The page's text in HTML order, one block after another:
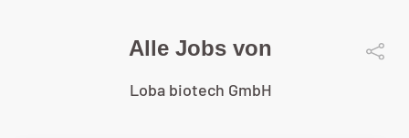
Alle Jobs von
Loba biotech GmbH